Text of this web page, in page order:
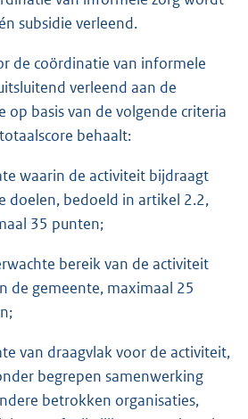
subsidie verleend.
de coördinatie van informele
verleend aan de
op basis van de volgende criteria
behaalt:
waarin de activiteit bijdraagt
doelen, bedoeld in artikel 2.2,
35 punten;
bereik van de activiteit
de gemeente, maximaal 25
van draagvlak voor de activiteit,
begrepen samenwerking
betrokken organisaties,